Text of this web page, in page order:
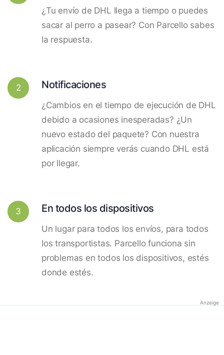
¿Tu envío de DHL llega a tiempo o puedes
sacar al perro a pasear? Con Parcello sabes
la respuesta.
2 Notificaciones
¿Cambios en el tiempo de ejecución de DHL
debido a ocasiones inesperadas? ¿Un
nuevo estado del paquete? Con nuestra
aplicación siempre verás cuando DHL está
por llegar.
3 En todos los dispositivos
Un lugar para todos los envíos, para todos
los transportistas. Parcello funciona sin
problemas en todos los dispositivos, estés
donde estés.
Anzeige